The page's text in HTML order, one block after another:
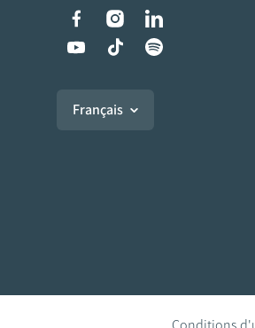
Liens vers
Français